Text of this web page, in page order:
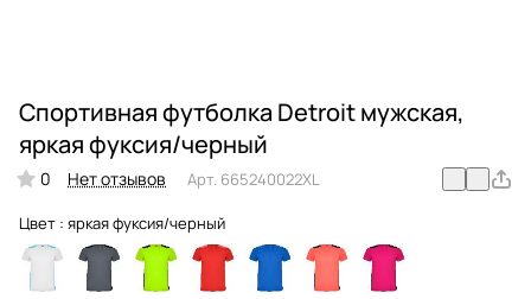
Спортивная футболка Detroit мужская,
яркая фуксия/черный
0 Нет отзывов Арт. 665240022XL
Цвет : яркая фуксия/черный